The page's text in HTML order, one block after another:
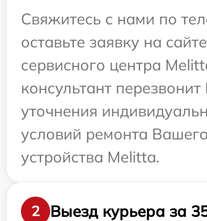
Свяжитесь с нами по
оставьте заявку на сайте
сервисного центра
консультант
уточнения
условий ремонта Вашего
устройства Melitta.
2 Выезд курьера за